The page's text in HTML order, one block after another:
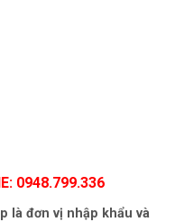
0948.799.336
là đơn vị nhập khẩu và